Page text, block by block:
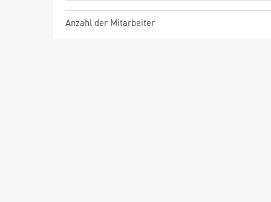
Anzahl der Mitarbeiter